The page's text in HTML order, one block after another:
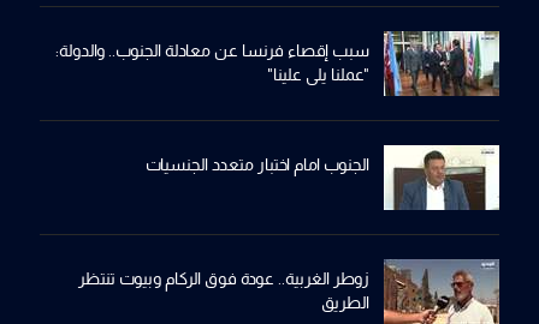
سبب إقصاء فرنسا عن معادلة الجنوب.. والدولة:
"عملنا يلي علينا"
الجنوب امام اختبار متعدد الجنسيات
زوطر الغربية.. عودة فوق الركام وبيوت تنتظر
الطريق